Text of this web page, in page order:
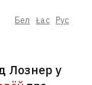
Бел Łac Рус
Лознер у